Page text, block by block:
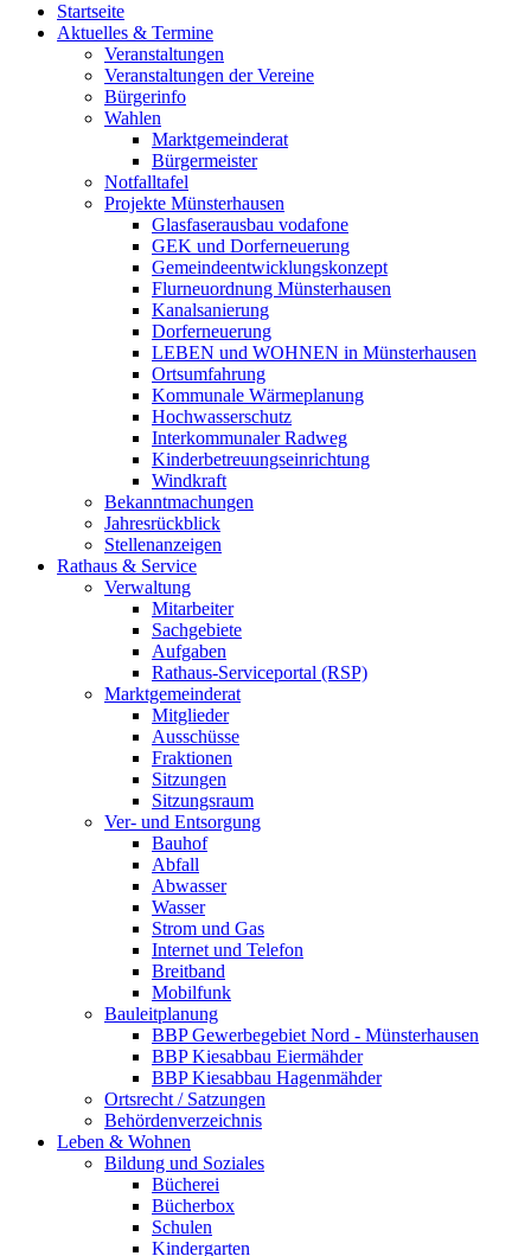
Startseite
Aktuelles & Termine
Veranstaltungen
Veranstaltungen der Vereine
Bürgerinfo
Wahlen
Marktgemeinderat
Bürgermeister
Notfalltafel
Projekte Münsterhausen
Glasfaserausbau vodafone
GEK und Dorferneuerung
Gemeindeentwicklungskonzept
Flurneuordnung Münsterhausen
Kanalsanierung
Dorferneuerung
LEBEN und WOHNEN in Münsterhausen
Ortsumfahrung
Kommunale Wärmeplanung
Hochwasserschutz
Interkommunaler Radweg
Kinderbetreuungseinrichtung
Windkraft
Bekanntmachungen
Jahresrückblick
Stellenanzeigen
Rathaus & Service
Verwaltung
Mitarbeiter
Sachgebiete
Aufgaben
Rathaus-Serviceportal (RSP)
Marktgemeinderat
Mitglieder
Ausschüsse
Fraktionen
Sitzungen
Sitzungsraum
Ver- und Entsorgung
Bauhof
Abfall
Abwasser
Wasser
Strom und Gas
Internet und Telefon
Breitband
Mobilfunk
Bauleitplanung
BBP Gewerbegebiet Nord - Münsterhausen
BBP Kiesabbau Eiermähder
BBP Kiesabbau Hagenmähder
Ortsrecht / Satzungen
Behördenverzeichnis
Leben & Wohnen
Bildung und Soziales
Bücherei
Bücherbox
Schulen
Kindergarten